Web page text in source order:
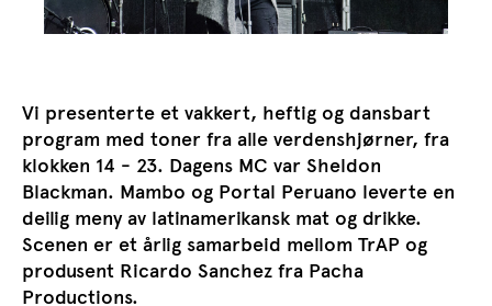
Vi presenterte et vakkert, heftig og dansbart
program med toner fra alle verdenshjørner, fra
klokken 14 - 23. Dagens MC var Sheldon
Blackman. Mambo og Portal Peruano leverte en
deilig meny av latinamerikansk mat og drikke.
Scenen er et årlig samarbeid mellom TrAP og
produsent Ricardo Sanchez fra Pacha
Productions.